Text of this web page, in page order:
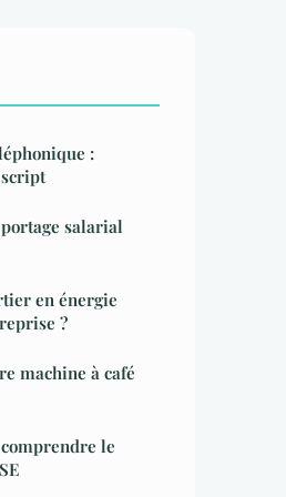
:
salarial
en énergie
?
machine à café
le